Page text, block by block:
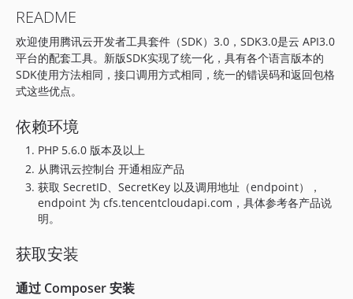
3.0.1559
3.0.1552
3.0.1542
3.0.1539
3.0.1526
3.0.1518
3.0.1492
3.0.1483
3.0.1482
3.0.1481
3.0.1447
3.0.1446
3.0.1440
README
欢迎使用腾讯云开发者工具套件（SDK）3.0，SDK3.0是云 API3.0
平台的配套工具。新版SDK实现了统一化，具有各个语言版本的
SDK使用方法相同，接口调用方式相同，统一的错误码和返回包格
式这些优点。
依赖环境
PHP 5.6.0 版本及以上
从腾讯云控制台 开通相应产品
获取 SecretID、SecretKey 以及调用地址（endpoint），
endpoint 为 cfs.tencentcloudapi.com，具体参考各产品说
明。
获取安装
通过 Composer 安装